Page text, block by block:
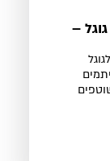
–